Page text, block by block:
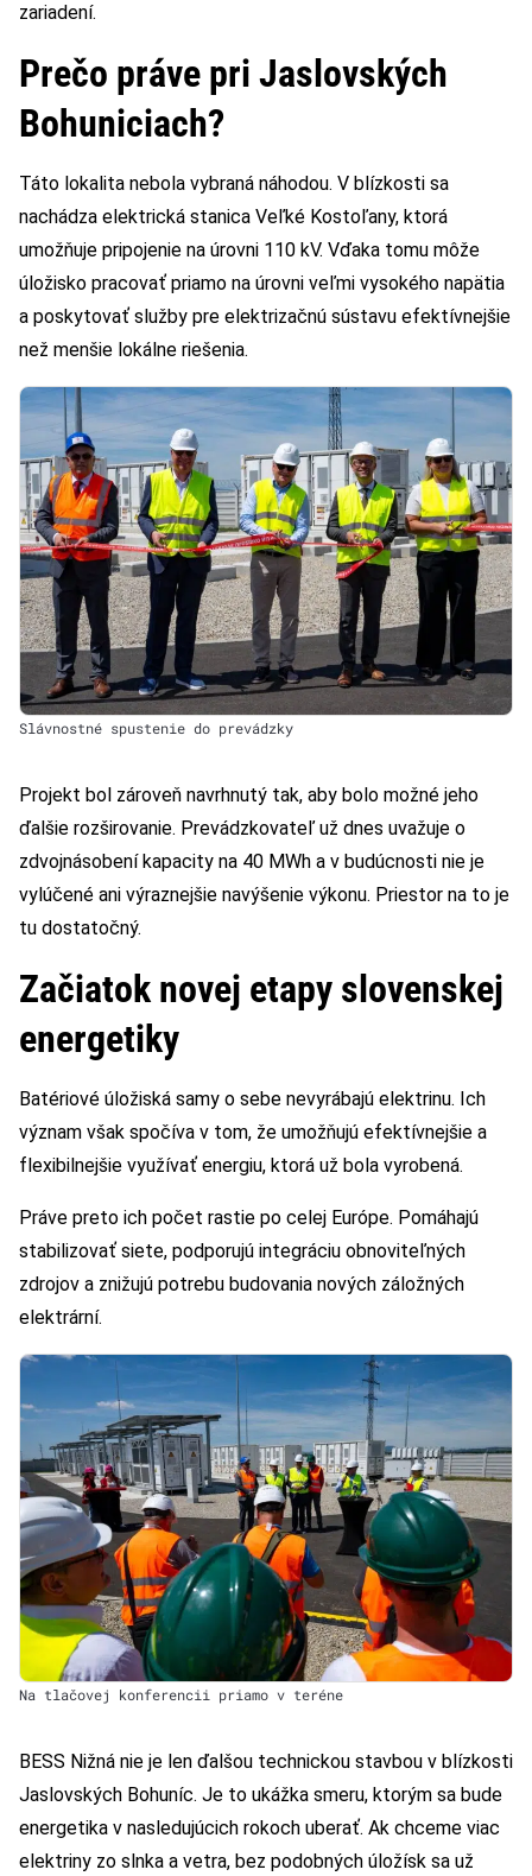
zariadení.
Prečo práve pri Jaslovských
Bohuniciach?
Táto lokalita nebola vybraná náhodou. V blízkosti sa
nachádza elektrická stanica Veľké Kostoľany, ktorá
umožňuje pripojenie na úrovni 110 kV. Vďaka tomu môže
úložisko pracovať priamo na úrovni veľmi vysokého napätia
a poskytovať služby pre elektrizačnú sústavu efektívnejšie
než menšie lokálne riešenia.
Slávnostné spustenie do prevádzky
Projekt bol zároveň navrhnutý tak, aby bolo možné jeho
ďalšie rozširovanie. Prevádzkovateľ už dnes uvažuje o
zdvojnásobení kapacity na 40 MWh a v budúcnosti nie je
vylúčené ani výraznejšie navýšenie výkonu. Priestor na to je
tu dostatočný.
Začiatok novej etapy slovenskej
energetiky
Batériové úložiská samy o sebe nevyrábajú elektrinu. Ich
význam však spočíva v tom, že umožňujú efektívnejšie a
flexibilnejšie využívať energiu, ktorá už bola vyrobená.
Práve preto ich počet rastie po celej Európe. Pomáhajú
stabilizovať siete, podporujú integráciu obnoviteľných
zdrojov a znižujú potrebu budovania nových záložných
elektrární.
Na tlačovej konferencii priamo v teréne
BESS Nižná nie je len ďalšou technickou stavbou v blízkosti
Jaslovských Bohuníc. Je to ukážka smeru, ktorým sa bude
energetika v nasledujúcich rokoch uberať. Ak chceme viac
elektriny zo slnka a vetra, bez podobných úložísk sa už